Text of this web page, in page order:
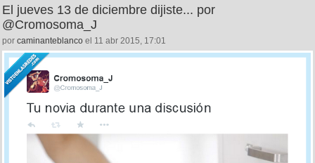
El jueves 13 de diciembre dijiste... por
@Cromosoma_J
por caminanteblanco el 11 abr 2015, 17:01